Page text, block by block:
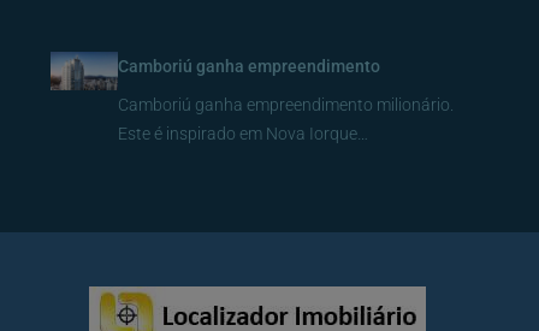
Camboriú ganha empreendimento
Camboriú ganha empreendimento milionário.
Este é inspirado em Nova Iorque…